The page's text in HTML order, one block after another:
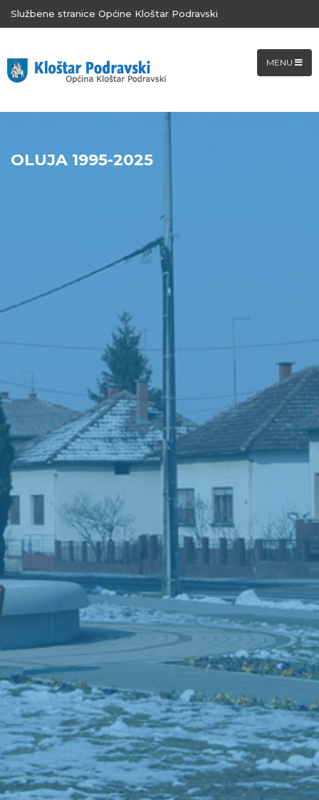
Službene stranice Općine Kloštar Podravski
MENU
OLUJA 1995-2025